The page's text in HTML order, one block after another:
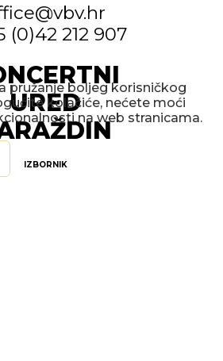
(0)42 212 907
URED
IZBORNIK
pružanje boljeg korisničkog
kolačiće, nećete moći
na web stranicama.